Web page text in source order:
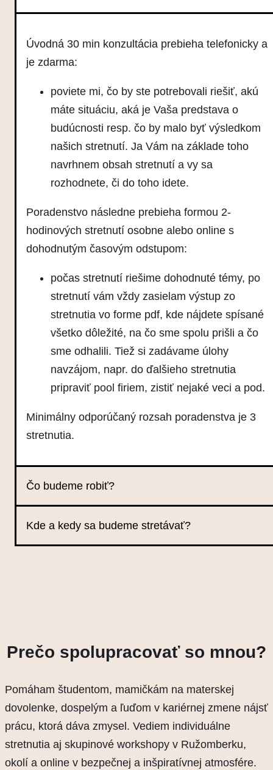
Úvodná 30 min konzultácia prebieha telefonicky a
je zdarma:
poviete mi, čo by ste potrebovali riešiť, akú
máte situáciu, aká je Vaša predstava o
budúcnosti resp. čo by malo byť výsledkom
našich stretnutí. Ja Vám na základe toho
navrhnem obsah stretnutí a vy sa
rozhodnete, či do toho idete.
Poradenstvo následne prebieha formou 2-
hodinových stretnutí osobne alebo online s
dohodnutým časovým odstupom:
počas stretnutí riešime dohodnuté témy, po
stretnutí vám vždy zasielam výstup zo
stretnutia vo forme pdf, kde nájdete spísané
všetko dôležité, na čo sme spolu prišli a čo
sme odhalili. Tiež si zadávame úlohy
navzájom, napr. do ďalšieho stretnutia
pripraviť pool firiem, zistiť nejaké veci a pod.
Minimálny odporúčaný rozsah poradenstva je 3
stretnutia.
Čo budeme robiť?
Kde a kedy sa budeme stretávať?
Prečo spolupracovať so mnou?
Pomáham študentom, mamičkám na materskej
dovolenke, dospelým a ľuďom v kariérnej zmene nájsť
prácu, ktorá dáva zmysel. Vediem individuálne
stretnutia aj skupinové workshopy v Ružomberku,
okolí a online v bezpečnej a inšpiratívnej atmosfére.